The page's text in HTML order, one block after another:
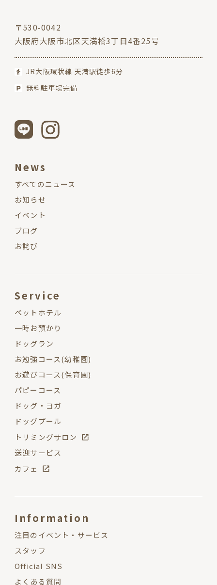
〒530-0042
大阪府大阪市北区天満橋3丁目4番25号
JR大阪環状線 天満駅徒歩6分
無料駐車場完備
News
すべてのニュース
お知らせ
イベント
ブログ
お詫び
Service
ペットホテル
一時お預かり
ドッグラン
お勉強コース(幼稚園)
お遊びコース(保育園)
パピーコース
ドッグ・ヨガ
ドッグプール
トリミングサロン
送迎サービス
カフェ
Information
注目のイベント・サービス
スタッフ
Official SNS
よくある質問